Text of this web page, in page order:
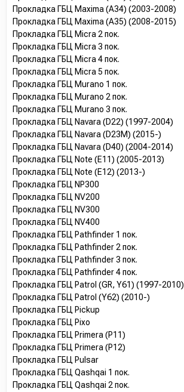
Прокладка ГБЦ Maxima (A34) (2003-2008)
Прокладка ГБЦ Maxima (A35) (2008-2015)
Прокладка ГБЦ Micra 2 пок.
Прокладка ГБЦ Micra 3 пок.
Прокладка ГБЦ Micra 4 пок.
Прокладка ГБЦ Micra 5 пок.
Прокладка ГБЦ Murano 1 пок.
Прокладка ГБЦ Murano 2 пок.
Прокладка ГБЦ Murano 3 пок.
Прокладка ГБЦ Navara (D22) (1997-2004)
Прокладка ГБЦ Navara (D23M) (2015-)
Прокладка ГБЦ Navara (D40) (2004-2014)
Прокладка ГБЦ Note (E11) (2005-2013)
Прокладка ГБЦ Note (E12) (2013-)
Прокладка ГБЦ NP300
Прокладка ГБЦ NV200
Прокладка ГБЦ NV300
Прокладка ГБЦ NV400
Прокладка ГБЦ Pathfinder 1 пок.
Прокладка ГБЦ Pathfinder 2 пок.
Прокладка ГБЦ Pathfinder 3 пок.
Прокладка ГБЦ Pathfinder 4 пок.
Прокладка ГБЦ Patrol (GR, Y61) (1997-2010)
Прокладка ГБЦ Patrol (Y62) (2010-)
Прокладка ГБЦ Pickup
Прокладка ГБЦ Pixo
Прокладка ГБЦ Primera (P11)
Прокладка ГБЦ Primera (P12)
Прокладка ГБЦ Pulsar
Прокладка ГБЦ Qashqai 1 пок.
Прокладка ГБЦ Qashqai 2 пок.